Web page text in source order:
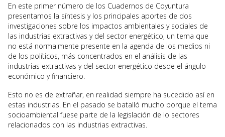
En este primer número de los Cuadernos de Coyuntura
presentamos la síntesis y los principales aportes de dos
investigaciones sobre los impactos ambientales y sociales de
las industrias extractivas y del sector energético, un tema que
no está normalmente presente en la agenda de los medios ni
de los políticos, más concentrados en el análisis de las
industrias extractivas y del sector energético desde el ángulo
económico y financiero.
Esto no es de extrañar, en realidad siempre ha sucedido así en
estas industrias. En el pasado se batalló mucho porque el tema
socioambiental fuese parte de la legislación de lo sectores
relacionados con las industrias extractivas.